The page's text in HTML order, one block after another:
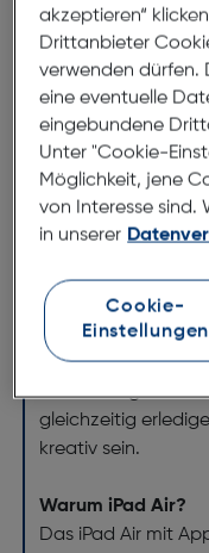
ArtNr.: 180014542
iPad Air.
Intelligence.
Das 11" iPad Air.
iPad Air kommt
ein
MP Center Stage
Videoanrufe,
Und es ist mit dem
Keyboard für das
kannst du ganz
gleichzeitig
kreativ sein.
Warum iPad Air?
Das iPad Air mit
akzeptieren“
Drittanbieter
verwenden dürfen.
eine eventuelle
eingebundene
Unter "Cookie-
Möglichkeit, jene
von Interesse sind.
in unserer
Cookie-
Einstellungen